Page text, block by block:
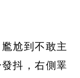
尬到不敢主
抖，右側睪